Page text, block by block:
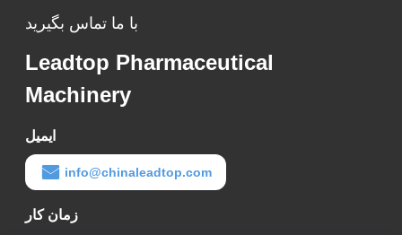
با ما تماس بگیرید
Leadtop Pharmaceutical
Machinery
ایمیل
info@chinaleadtop.com
زمان کار